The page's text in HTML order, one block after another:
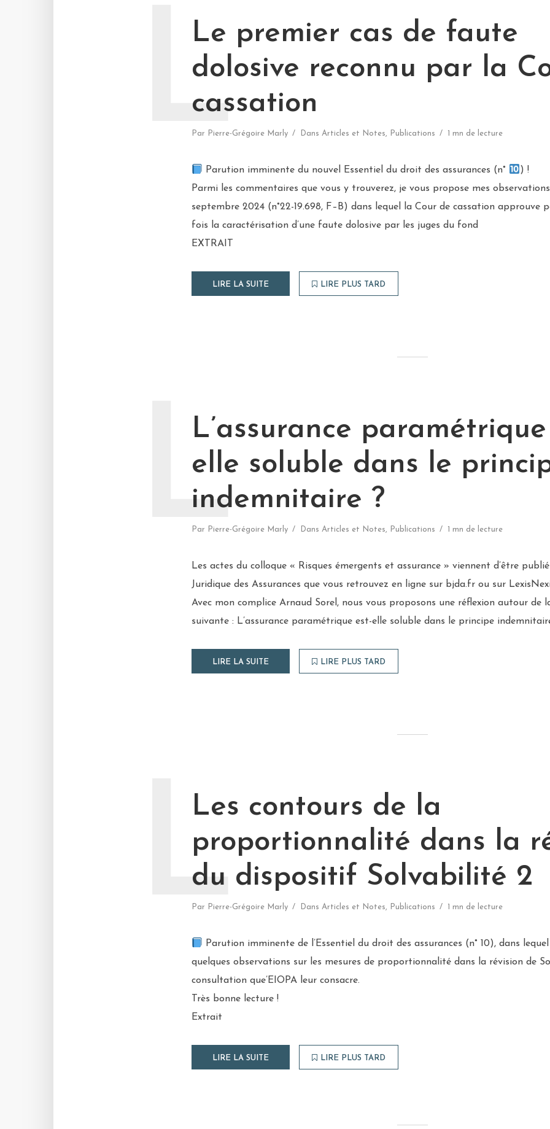
Le premier cas de faute
dolosive reconnu par la
cassation
Par Pierre-Grégoire Marly Dans Articles et Notes, Publications 1 mn de lecture
L
Parution imminente du nouvel Essentiel du droit des assurances (n°
) !
Parmi les commentaires que vous y trouverez, je vous propose mes
septembre 2024 (n°22-19.698, F–B) dans lequel la Cour de cassation approuve
fois la caractérisation d’une faute dolosive par les juges du fond
EXTRAIT
LIRE LA SUITE LIRE PLUS TARD
L’assurance
elle soluble dans le
indemnitaire ?
Par Pierre-Grégoire Marly Dans Articles et Notes, Publications 1 mn de lecture
L
Les actes du colloque « Risques émergents et assurance » viennent d’être
Juridique des Assurances que vous retrouvez en ligne sur bjda.fr ou sur
Avec mon complice Arnaud Sorel, nous vous proposons une réflexion autour de
suivante : L’assurance paramétrique est-elle soluble dans le principe
LIRE LA SUITE LIRE PLUS TARD
Les contours de la
proportionnalité dans la
du dispositif Solvabilité 2
Par Pierre-Grégoire Marly Dans Articles et Notes, Publications 1 mn de lecture
L
Parution imminente de l’Essentiel du droit des assurances (n° 10), dans
quelques observations sur les mesures de proportionnalité dans la révision de
consultation que’EIOPA leur consacre.
Très bonne lecture !
Extrait
LIRE LA SUITE LIRE PLUS TARD